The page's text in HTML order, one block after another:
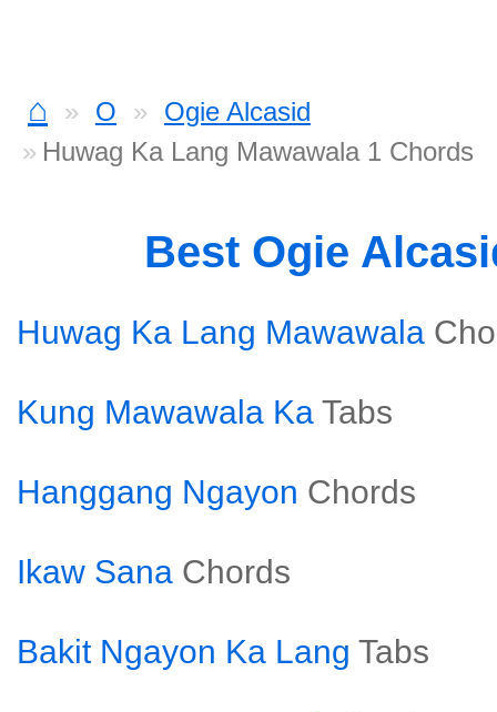
⌂ O
Ogie Alcasid
Huwag Ka Lang Mawawala 1 Chords
Best Ogie
Huwag Ka Lang Mawawala
Kung Mawawala Ka Tabs
Hanggang Ngayon Chords
Ikaw Sana Chords
Bakit Ngayon Ka Lang Tabs